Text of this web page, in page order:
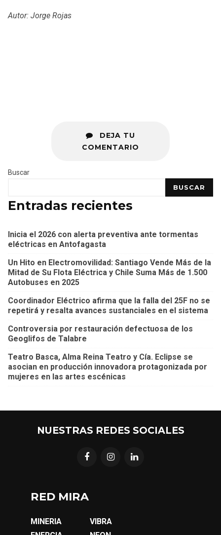
Autor: Jorge Rojas
DEJA TU
COMENTARIO
Buscar
BUSCAR
Entradas recientes
Inicia el 2026 con alerta preventiva ante tormentas
eléctricas en Antofagasta
Un Hito en Electromovilidad: Santiago Vende Más de la
Mitad de Su Flota Eléctrica y Chile Suma Más de 1.500
Autobuses en 2025
Coordinador Eléctrico afirma que la falla del 25F no se
repetirá y resalta avances sustanciales en el sistema
Controversia por restauración defectuosa de los
Geoglifos de Talabre
Teatro Basca, Alma Reina Teatro y Cía. Eclipse se
asocian en producción innovadora protagonizada por
mujeres en las artes escénicas
NUESTRAS REDES SOCIALES
RED MIRA
MINERIA
VIBRA